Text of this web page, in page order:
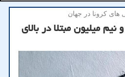
های كرونا در جهان
آمریکا با بیش از ۹۱ و نیم میلیون مبتلا در بالای